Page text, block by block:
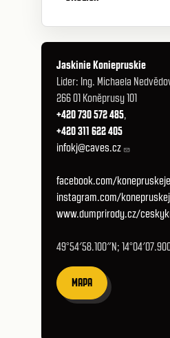
Jaskinie Koniepruskie
Lider: Ing. Michaela
266 01 Koněprusy 101
+420 730 572 485,
+420 311 622 405
infokj@caves.cz
facebook.com/
instagram.com/
www.dumprirody.cz/
49°54′58.100″N;
MAPA